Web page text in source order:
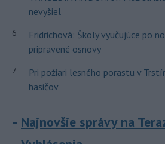
nevyšiel
6
Fridrichová: Školy vyučujúce po
pripravené osnovy
7
Pri požiari lesného porastu v
hasičov
Najnovšie správy na